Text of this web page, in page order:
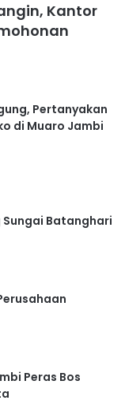
Kantor
Pertanyakan
di Muaro Jambi
Sungai Batanghari
Peras Bos